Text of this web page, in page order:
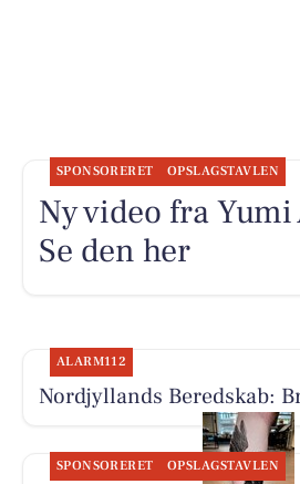
SPONSORERET OPSLAGSTAVLEN
Ny video fra
Se den her
ALARM112
Nordjyllands Beredskab:
SPONSORERET OPSLAGSTAVLEN